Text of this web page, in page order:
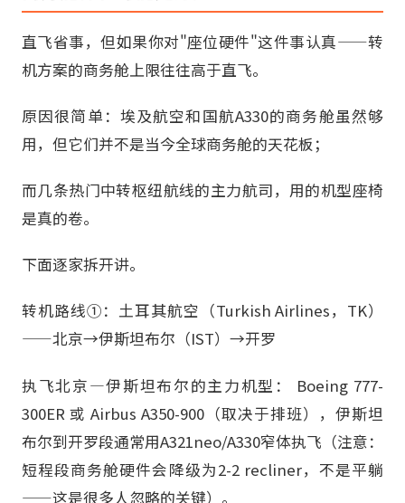
直飞省事，但如果你对"座位硬件"这件事认真——转
机方案的商务舱上限往往高于直飞。
原因很简单：埃及航空和国航A330的商务舱虽然够
用，但它们并不是当今全球商务舱的天花板；
而几条热门中转枢纽航线的主力航司，用的机型座椅
是真的卷。
下面逐家拆开讲。
转机路线①：土耳其航空（Turkish Airlines，TK）
——北京→伊斯坦布尔（IST）→开罗
执飞北京—伊斯坦布尔的主力机型： Boeing 777-
300ER 或 Airbus A350-900（取决于排班），伊斯坦
布尔到开罗段通常用A321neo/A330窄体执飞（注意：
短程段商务舱硬件会降级为2-2 recliner，不是平躺
——这是很多人忽略的关键）。